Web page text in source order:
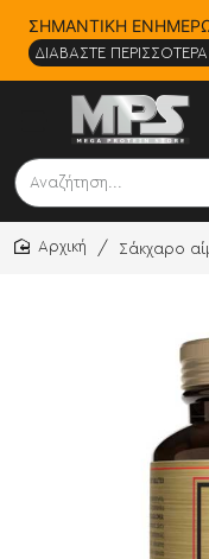
ΣΗΜΑΝΤΙΚΗ
ΔΙΑΒΑΣΤΕ ΠΕΡΙΣΣΟΤΕΡΑ
Αναζήτηση...
Σάκχαρο